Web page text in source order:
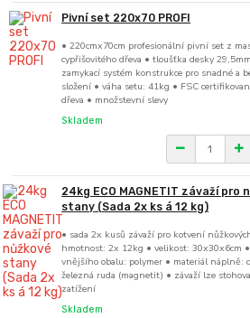
Pivní set 220x70 PROFI
• 220cmx70cm profesionální pivní set z
cypřišovitého dřeva • tloušťka desky
zamykací systém konstrukce pro snadné a
složení • váha setu: 41kg • FSC
dřeva • množstevní slevy
Skladem
24kg ECO MAGNETIT závaží pro
stany (Sada 2x ks á 12 kg)
• sada 2x kusů závaží pro kotvení
hmotnost: 2x 12kg • velikost: 30x30x6cm
vnějšího obalu: polymer • materiál náplně:
železná ruda (magnetit) • závaží lze
zatížení
Skladem